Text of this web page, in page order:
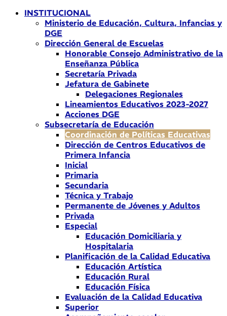
INSTITUCIONAL
Ministerio de Educación, Cultura, Infancias y
DGE
Dirección General de Escuelas
Honorable Consejo Administrativo de la
Enseñanza Pública
Secretaría Privada
Jefatura de Gabinete
Delegaciones Regionales
Lineamientos Educativos 2023-2027
Acciones DGE
Subsecretaría de Educación
Coordinación de Políticas Educativas
Dirección de Centros Educativos de
Primera Infancia
Inicial
Primaria
Secundaria
Técnica y Trabajo
Permanente de Jóvenes y Adultos
Privada
Especial
Educación Domiciliaria y
Hospitalaria
Planificación de la Calidad Educativa
Educación Artística
Educación Rural
Educación Física
Evaluación de la Calidad Educativa
Superior